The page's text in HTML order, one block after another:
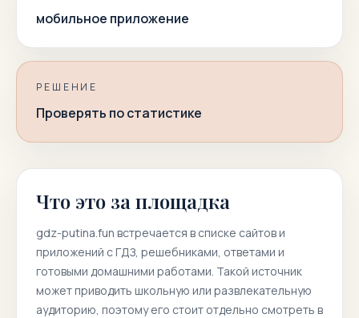
мобильное приложение
РЕШЕНИЕ
Проверять по статистике
Что это за площадка
gdz-putina.fun встречается в списке сайтов и
приложений с ГДЗ, решебниками, ответами и
готовыми домашними работами. Такой источник
может приводить школьную или развлекательную
аудиторию, поэтому его стоит отдельно смотреть в